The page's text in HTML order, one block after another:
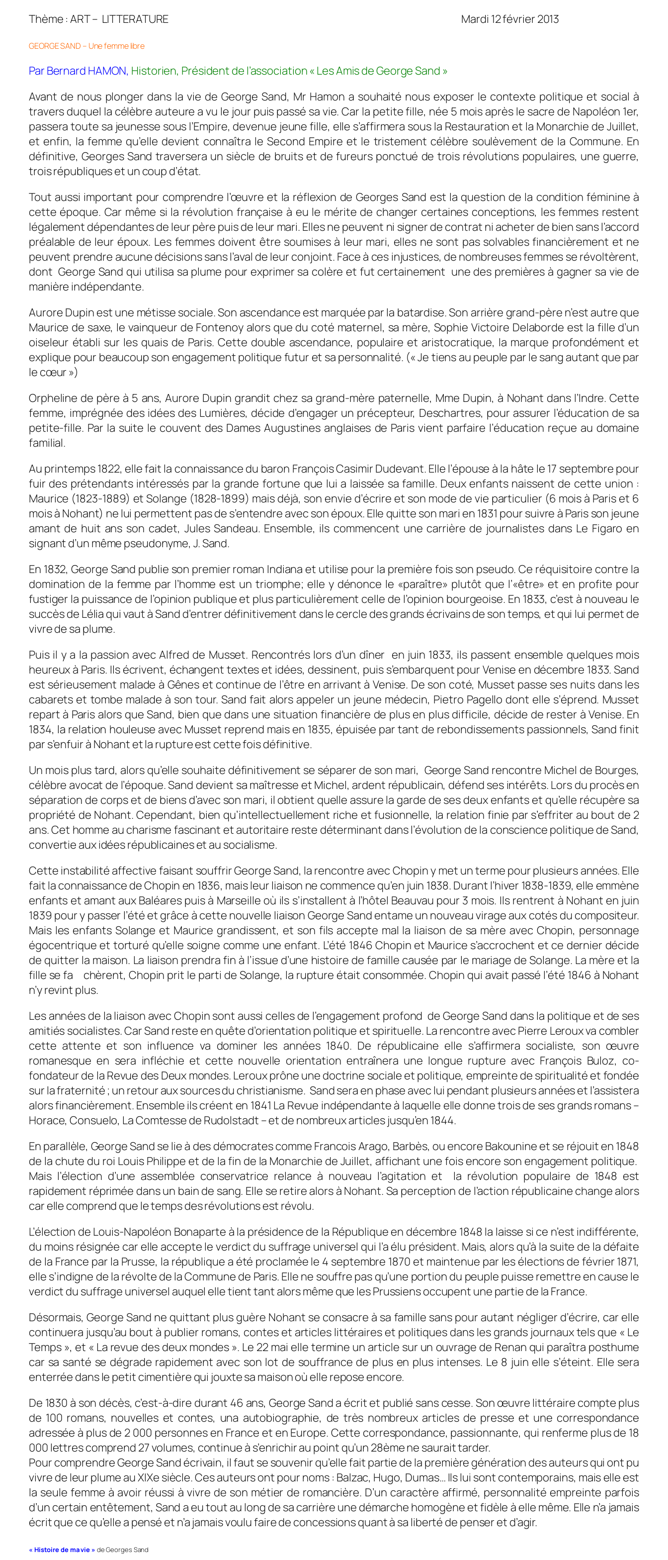
Thème : ART – LITTERATURE Mardi 12 février 2013
GEORGE SAND – Une femme libre
Par Bernard HAMON, Historien, Président de l’association « Les Amis de George Sand »
Avant de nous plonger dans la vie de George Sand, Mr Hamon a souhaité nous exposer le contexte politique et social à
travers duquel la célèbre auteure a vu le jour puis passé sa vie. Car la petite fille, née 5 mois après le sacre de Napoléon 1er,
passera toute sa jeunesse sous l’Empire, devenue jeune fille, elle s’affirmera sous la Restauration et la Monarchie de Juillet,
et enfin, la femme qu’elle devient connaîtra le Second Empire et le tristement célèbre soulèvement de la Commune. En
définitive, Georges Sand traversera un siècle de bruits et de fureurs ponctué de trois révolutions populaires, une guerre,
trois républiques et un coup d’état.
Tout aussi important pour comprendre l’œuvre et la réflexion de Georges Sand est la question de la condition féminine à
cette époque. Car même si la révolution française à eu le mérite de changer certaines conceptions, les femmes restent
légalement dépendantes de leur père puis de leur mari. Elles ne peuvent ni signer de contrat ni acheter de bien sans l’accord
préalable de leur époux. Les femmes doivent être soumises à leur mari, elles ne sont pas solvables financièrement et ne
peuvent prendre aucune décisions sans l’aval de leur conjoint. Face à ces injustices, de nombreuses femmes se révoltèrent,
dont George Sand qui utilisa sa plume pour exprimer sa colère et fut certainement une des premières à gagner sa vie de
manière indépendante.
Aurore Dupin est une métisse sociale. Son ascendance est marquée par la batardise. Son arrière grand-père n’est autre que
Maurice de saxe, le vainqueur de Fontenoy alors que du coté maternel, sa mère, Sophie Victoire Delaborde est la fille d’un
oiseleur établi sur les quais de Paris. Cette double ascendance, populaire et aristocratique, la marque profondément et
explique pour beaucoup son engagement politique futur et sa personnalité. (« Je tiens au peuple par le sang autant que par
le cœur »)
Orpheline de père à 5 ans, Aurore Dupin grandit chez sa grand-mère paternelle, Mme Dupin, à Nohant dans l’Indre. Cette
femme, imprégnée des idées des Lumières, décide d’engager un précepteur, Deschartres, pour assurer l’éducation de sa
petite-fille. Par la suite le couvent des Dames Augustines anglaises de Paris vient parfaire l’éducation reçue au domaine
familial.
Au printemps 1822, elle fait la connaissance du baron François Casimir Dudevant. Elle l’épouse à la hâte le 17 septembre pour
fuir des prétendants intéressés par la grande fortune que lui a laissée sa famille. Deux enfants naissent de cette union :
Maurice (1823-1889) et Solange (1828-1899) mais déjà, son envie d’écrire et son mode de vie particulier (6 mois à Paris et 6
mois à Nohant) ne lui permettent pas de s’entendre avec son époux. Elle quitte son mari en 1831 pour suivre à Paris son jeune
amant de huit ans son cadet, Jules Sandeau. Ensemble, ils commencent une carrière de journalistes dans Le Figaro en
signant d’un même pseudonyme, J. Sand.
En 1832, George Sand publie son premier roman Indiana et utilise pour la première fois son pseudo. Ce réquisitoire contre la
domination de la femme par l’homme est un triomphe; elle y dénonce le «paraître» plutôt que l’«être» et en profite pour
fustiger la puissance de l’opinion publique et plus particulièrement celle de l’opinion bourgeoise. En 1833, c’est à nouveau le
succès de Lélia qui vaut à Sand d’entrer définitivement dans le cercle des grands écrivains de son temps, et qui lui permet de
vivre de sa plume.
Puis il y a la passion avec Alfred de Musset. Rencontrés lors d’un dîner en juin 1833, ils passent ensemble quelques mois
heureux à Paris. Ils écrivent, échangent textes et idées, dessinent, puis s’embarquent pour Venise en décembre 1833. Sand
est sérieusement malade à Gênes et continue de l’être en arrivant à Venise. De son coté, Musset passe ses nuits dans les
cabarets et tombe malade à son tour. Sand fait alors appeler un jeune médecin, Pietro Pagello dont elle s’éprend. Musset
repart à Paris alors que Sand, bien que dans une situation financière de plus en plus difficile, décide de rester à Venise. En
1834, la relation houleuse avec Musset reprend mais en 1835, épuisée par tant de rebondissements passionnels, Sand finit
par s’enfuir à Nohant et la rupture est cette fois définitive.
Un mois plus tard, alors qu’elle souhaite définitivement se séparer de son mari, George Sand rencontre Michel de Bourges,
célèbre avocat de l’époque. Sand devient sa maîtresse et Michel, ardent républicain, défend ses intérêts. Lors du procès en
séparation de corps et de biens d’avec son mari, il obtient quelle assure la garde de ses deux enfants et qu’elle récupère sa
propriété de Nohant. Cependant, bien qu’intellectuellement riche et fusionnelle, la relation finie par s’effriter au bout de 2
ans. Cet homme au charisme fascinant et autoritaire reste déterminant dans l’évolution de la conscience politique de Sand,
convertie aux idées républicaines et au socialisme.
Cette instabilité affective faisant souffrir George Sand, la rencontre avec Chopin y met un terme pour plusieurs années. Elle
fait la connaissance de Chopin en 1836, mais leur liaison ne commence qu’en juin 1838. Durant l’hiver 1838-1839, elle emmène
enfants et amant aux Baléares puis à Marseille où ils s’installent à l’hôtel Beauvau pour 3 mois. Ils rentrent à Nohant en juin
1839 pour y passer l’été et grâce à cette nouvelle liaison George Sand entame un nouveau virage aux cotés du compositeur.
Mais les enfants Solange et Maurice grandissent, et son fils accepte mal la liaison de sa mère avec Chopin, personnage
égocentrique et torturé qu’elle soigne comme une enfant. L’été 1846 Chopin et Maurice s’accrochent et ce dernier décide
de quitter la maison. La liaison prendra fin à l’issue d’une histoire de famille causée par le mariage de Solange. La mère et la
fille se fa chèrent, Chopin prit le parti de Solange, la rupture était consommée. Chopin qui avait passé l’été 1846 à Nohant
n’y revint plus.
Les années de la liaison avec Chopin sont aussi celles de l’engagement profond de George Sand dans la politique et de ses
amitiés socialistes. Car Sand reste en quête d’orientation politique et spirituelle. La rencontre avec Pierre Leroux va combler
cette attente et son influence va dominer les années 1840. De républicaine elle s’affirmera socialiste, son œuvre
romanesque en sera infléchie et cette nouvelle orientation entraînera une longue rupture avec François Buloz, co-
fondateur de la Revue des Deux mondes. Leroux prône une doctrine sociale et politique, empreinte de spiritualité et fondée
sur la fraternité ; un retour aux sources du christianisme. Sand sera en phase avec lui pendant plusieurs années et l’assistera
alors financièrement. Ensemble ils créent en 1841 La Revue indépendante à laquelle elle donne trois de ses grands romans –
Horace, Consuelo, La Comtesse de Rudolstadt – et de nombreux articles jusqu’en 1844.
En parallèle, George Sand se lie à des démocrates comme Francois Arago, Barbès, ou encore Bakounine et se réjouit en 1848
de la chute du roi Louis Philippe et de la fin de la Monarchie de Juillet, affichant une fois encore son engagement politique.
Mais l’élection d’une assemblée conservatrice relance à nouveau l’agitation et la révolution populaire de 1848 est
rapidement réprimée dans un bain de sang. Elle se retire alors à Nohant. Sa perception de l’action républicaine change alors
car elle comprend que le temps des révolutions est révolu.
L’élection de Louis-Napoléon Bonaparte à la présidence de la République en décembre 1848 la laisse si ce n’est indifférente,
du moins résignée car elle accepte le verdict du suffrage universel qui l’a élu président. Mais, alors qu’à la suite de la défaite
de la France par la Prusse, la république a été proclamée le 4 septembre 1870 et maintenue par les élections de février 1871,
elle s’indigne de la révolte de la Commune de Paris. Elle ne souffre pas qu’une portion du peuple puisse remettre en cause le
verdict du suffrage universel auquel elle tient tant alors même que les Prussiens occupent une partie de la France.
Désormais, George Sand ne quittant plus guère Nohant se consacre à sa famille sans pour autant négliger d’écrire, car elle
continuera jusqu’au bout à publier romans, contes et articles littéraires et politiques dans les grands journaux tels que « Le
Temps », et « La revue des deux mondes ». Le 22 mai elle termine un article sur un ouvrage de Renan qui paraîtra posthume
car sa santé se dégrade rapidement avec son lot de souffrance de plus en plus intenses. Le 8 juin elle s’éteint. Elle sera
enterrée dans le petit cimentière qui jouxte sa maison où elle repose encore.
De 1830 à son décès, c’est-à-dire durant 46 ans, George Sand a écrit et publié sans cesse. Son œuvre littéraire compte plus
de 100 romans, nouvelles et contes, una autobiographie, de très nombreux articles de presse et une correspondance
adressée à plus de 2 000 personnes en France et en Europe. Cette correspondance, passionnante, qui renferme plus de 18
000 lettres comprend 27 volumes, continue à s’enrichir au point qu’un 28ème ne saurait tarder.
Pour comprendre George Sand écrivain, il faut se souvenir qu’elle fait partie de la première génération des auteurs qui ont pu
vivre de leur plume au XIXe siècle. Ces auteurs ont pour noms : Balzac, Hugo, Dumas… Ils lui sont contemporains, mais elle est
la seule femme à avoir réussi à vivre de son métier de romancière. D’un caractère affirmé, personnalité empreinte parfois
d’un certain entêtement, Sand a eu tout au long de sa carrière une démarche homogène et fidèle à elle même. Elle n’a jamais
écrit que ce qu’elle a pensé et n’a jamais voulu faire de concessions quant à sa liberté de penser et d’agir.
« Histoire de ma vie » de Georges Sand